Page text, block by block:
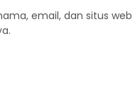
email, dan situs